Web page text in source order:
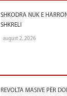
SHKODRA NUK E
SHKRELI
august 2, 2026
REVOLTA MASIVE PËR